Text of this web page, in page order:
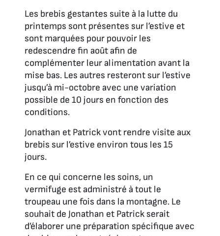
Les brebis gestantes suite à la lutte du
printemps sont présentes sur l’estive et
sont marquées pour pouvoir les
redescendre fin août afin de
complémenter leur alimentation avant la
mise bas. Les autres resteront sur l’estive
jusqu’à mi-octobre avec une variation
possible de 10 jours en fonction des
conditions.
Jonathan et Patrick vont rendre visite aux
brebis sur l’estive environ tous les 15
jours.
En ce qui concerne les soins, un
vermifuge est administré à tout le
troupeau une fois dans la montagne. Le
souhait de Jonathan et Patrick serait
d’élaborer une préparation spécifique avec